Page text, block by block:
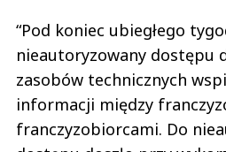
“Pod koniec ubiegłego
nieautoryzowany dostępu
zasobów technicznych
informacji między
franczyzobiorcami. Do